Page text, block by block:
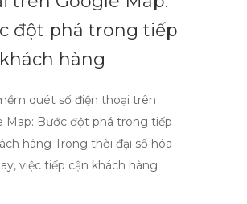
đột phá trong tiếp
hàng
quét số điện thoại trên
Map: Bước đột phá trong tiếp
hàng Trong thời đại số hóa
việc tiếp cận khách hàng